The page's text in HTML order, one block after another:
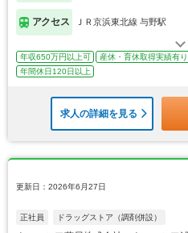
アクセス ＪＲ京浜東北線 与野駅
年収650万円以上可 産休・育休取得実績有り
年間休日120日以上
求人の詳細を見る
更新日：2026年6月27日
正社員 ドラッグストア（調剤併設）